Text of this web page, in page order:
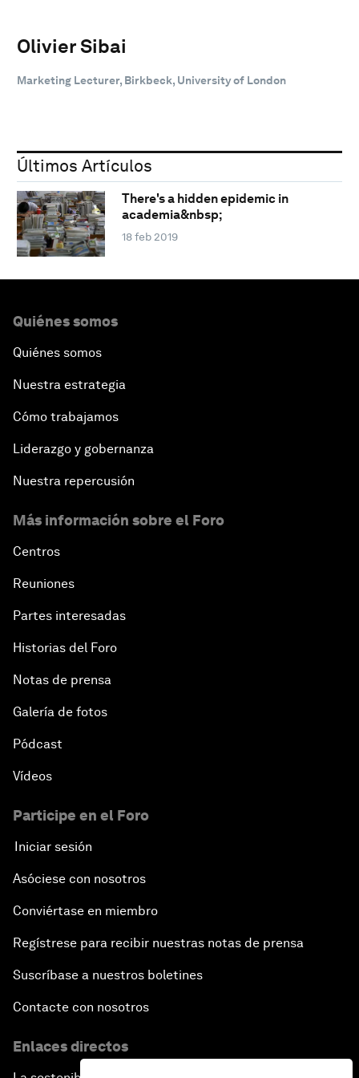
Olivier Sibai
Marketing Lecturer, Birkbeck, University of London
Últimos Artículos
There's a hidden epidemic in
academia&nbsp;
18 feb 2019
Quiénes somos
Quiénes somos
Nuestra estrategia
Cómo trabajamos
Liderazgo y gobernanza
Nuestra repercusión
Más información sobre el Foro
Centros
Reuniones
Partes interesadas
Historias del Foro
Notas de prensa
Galería de fotos
Pódcast
Vídeos
Participe en el Foro
Iniciar sesión
Asóciese con nosotros
Conviértase en miembro
Regístrese para recibir nuestras notas de prensa
Suscríbase a nuestros boletines
Contacte con nosotros
Enlaces directos